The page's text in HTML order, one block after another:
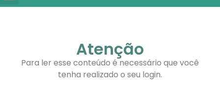
Atenção
Para ler esse conteúdo é necessário que você
tenha realizado o seu login.